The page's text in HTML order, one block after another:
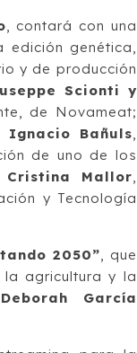
, contará con una
edición genética,
y de producción
Scionti y
de Novameat;
Ignacio Bañuls,
de uno de los
Cristina Mallor,
y Tecnología
2050”, que
agricultura y la
Deborah García